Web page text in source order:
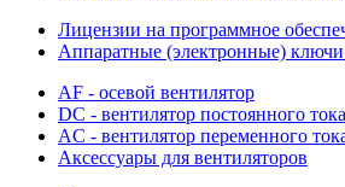
Лицензии на программное
Аппаратные (электронные)
AF - осевой вентилятор
DC - вентилятор постоянного тока
AC - вентилятор переменного
Аксессуары для вентиляторов